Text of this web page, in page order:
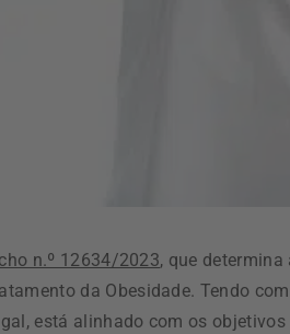
n.º 12634/2023, que determina
da Obesidade. Tendo
está alinhado com os objetivos